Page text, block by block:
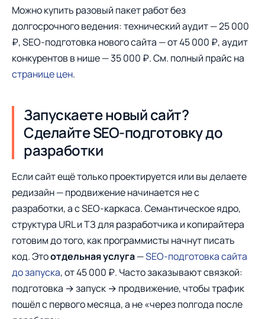
Можно купить разовый пакет работ без
долгосрочного ведения: технический аудит — 25 000
₽, SEO-подготовка нового сайта — от 45 000 ₽, аудит
конкурентов в нише — 35 000 ₽. См. полный прайс на
странице цен.
Запускаете новый сайт?
Сделайте SEO-подготовку до
разработки
Если сайт ещё только проектируется или вы делаете
редизайн — продвижение начинается не с
разработки, а с SEO-каркаса. Семантическое ядро,
структура URL и ТЗ для разработчика и копирайтера
готовим до того, как программисты начнут писать
код. Этоотдельная услуга—SEO-подготовка сайта
до запуска, от 45 000 ₽. Часто заказывают связкой:
подготовка → запуск → продвижение, чтобы трафик
пошёл с первого месяца, а не «через полгода после